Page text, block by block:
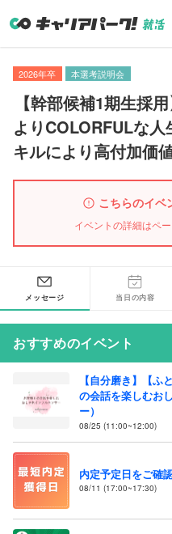
2026年卒 本選考説明会
【幹部候補1期生採用
よりCOLORFULな
キルにより高付加価
こちらのイベ
イベントの詳細はペ
メッセージ 当日の内容
おすすめのイベント
【自分磨き】【ふ
の会話を楽しむお
ー）
08/25 (11:00~12:00)
内定予定日をご
08/11 (17:00~17:30)